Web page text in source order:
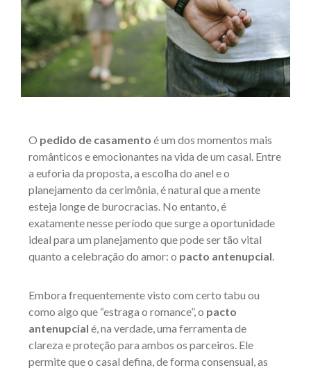
O pedido de casamento é um dos momentos mais
românticos e emocionantes na vida de um casal. Entre
a euforia da proposta, a escolha do anel e o
planejamento da cerimônia, é natural que a mente
esteja longe de burocracias. No entanto, é
exatamente nesse período que surge a oportunidade
ideal para um planejamento que pode ser tão vital
quanto a celebração do amor: o pacto antenupcial
Embora frequentemente visto com certo tabu ou
como algo que “estraga o romance”, o pacto
antenupcial é, na verdade, uma ferramenta de
clareza e proteção para ambos os parceiros. Ele
permite que o casal defina, de forma consensual, as